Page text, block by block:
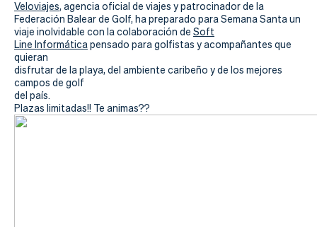
La
Federación
Federarse
Jugar
Veloviajes, agencia oficial de viajes y patrocinador de la
Federación Balear de Golf, ha preparado para Semana Santa un
viaje inolvidable con la colaboración de Soft
Line Informáticapensado para golfistas y acompañantes que
quieran
disfrutar de la playa, del ambiente caribeño y de los mejores
campos de golf
del país.
Plazas limitadas!! Te animas??